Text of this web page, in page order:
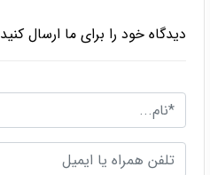
دیدگاه خود را برای ما ارسال کنید